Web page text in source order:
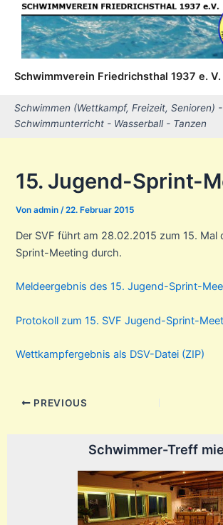
Inhalt
springen
Schwimmverein Friedrichsthal 1937 e. V.
Schwimmen (Wettkampf, Freizeit, Senioren) -
Schwimmunterricht - Wasserball - Tanzen
15. Jugend-Sprint-
Vonadmin/22. Februar 2015
Der SVF führt am 28.02.2015 zum 15. Mal
Sprint-Meeting durch.
Meldeergebnis des 15. Jugend-Sprint-
Protokoll zum 15. SVF Jugend-Sprint-
Wettkampfergebnis als DSV-Datei (ZIP)
Post
PREVIOUS
Schwimmer-Treff